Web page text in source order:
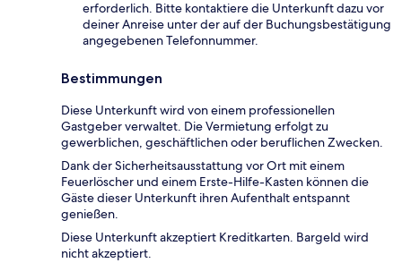
erforderlich. Bitte kontaktiere die Unterkunft dazu vor
deiner Anreise unter der auf der Buchungsbestätigung
angegebenen Telefonnummer.
Bestimmungen
Diese Unterkunft wird von einem professionellen
Gastgeber verwaltet. Die Vermietung erfolgt zu
gewerblichen, geschäftlichen oder beruflichen Zwecken.
Dank der Sicherheitsausstattung vor Ort mit einem
Feuerlöscher und einem Erste-Hilfe-Kasten können die
Gäste dieser Unterkunft ihren Aufenthalt entspannt
genießen.
Diese Unterkunft akzeptiert Kreditkarten. Bargeld wird
nicht akzeptiert.